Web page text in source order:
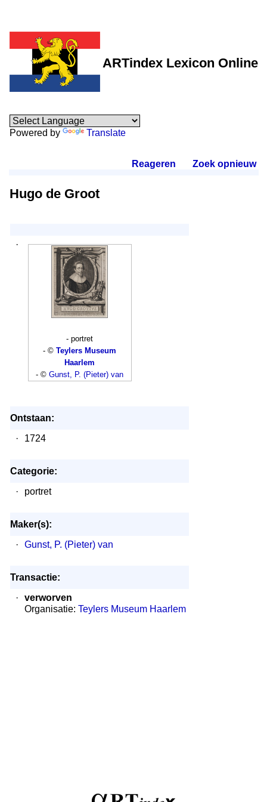
ARTindex Lexicon Online
Powered by Translate
Reageren Zoek opnieuw.
Hugo de Groot
·
- portret
- © Teylers Museum
Haarlem
- © Gunst, P. (Pieter) van
Ontstaan:
·
1724
Categorie:
·
portret
Maker(s):
·
Gunst, P. (Pieter) van
Transactie:
·
verworven
Organisatie: Teylers Museum Haarlem